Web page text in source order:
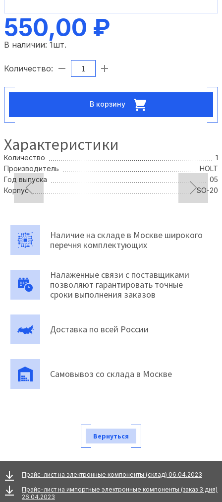
550,00 ₽
В наличии: 1шт.
Количество:
В корзину
Характеристики
Количество
1
Производитель
HOLT
Год выпуска
05
Корпус
SO-20
Наличие на складе в Москве широкого
перечня комплектующих
Налаженные связи с поставщиками
позволяют гарантировать точные
сроки выполнения заказов
Доставка по всей России
Самовывоз со склада в Москве
Вернуться
Прайс-лист на электронные компоненты (склад) 06.04.2023
Прайс-лист на импортные электронные компоненты (заказ 3 дня)
26.04.2023